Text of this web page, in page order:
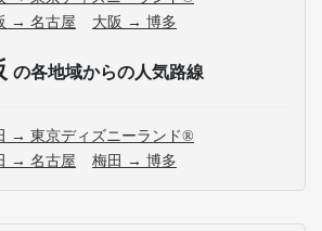
→ 名古屋 大阪 → 博多
の各地域からの人気路線
→ 東京ディズニーランド®
→ 名古屋 梅田 → 博多